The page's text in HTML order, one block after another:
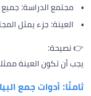
مجتمع الدراسة: جميع
العينة: جزء يمثل
👉 نصيحة:
يجب أن تكون العينة
ثامنًا: أدوات جمع